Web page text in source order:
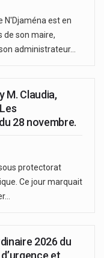
N'Djaména est en
de son maire,
administrateur…
M. Claudia,
28 novembre.
protectorat
Ce jour marquait
2026 du
et